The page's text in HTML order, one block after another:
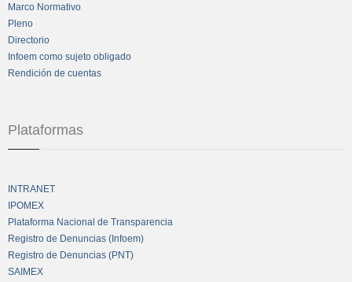
Marco Normativo
Pleno
Directorio
Infoem como sujeto obligado
Rendición de cuentas
Plataformas
INTRANET
IPOMEX
Plataforma Nacional de Transparencia
Registro de Denuncias (Infoem)
Registro de Denuncias (PNT)
SAIMEX